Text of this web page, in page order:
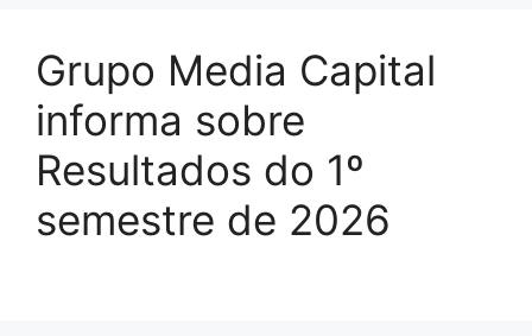
Grupo Media Capital
informa sobre
Resultados do 1º
semestre de 2026